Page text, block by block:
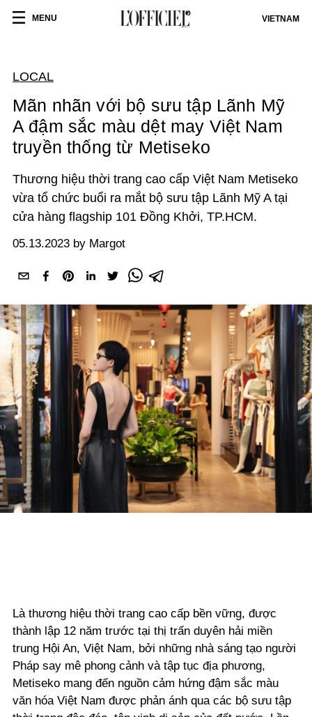
MENU VIETNAM
LOCAL
Mãn nhãn với bộ sưu tập Lãnh Mỹ
A đậm sắc màu dệt may Việt Nam
truyền thống từ Metiseko
Thương hiệu thời trang cao cấp Việt Nam Metiseko
vừa tổ chức buổi ra mắt bộ sưu tập Lãnh Mỹ A tại
cửa hàng flagship 101 Đồng Khởi, TP.HCM.
05.13.2023 by Margot
Là thương hiệu thời trang cao cấp bền vững, được
thành lập 12 năm trước tại thị trấn duyên hải miền
trung Hội An, Việt Nam, bởi những nhà sáng tạo người
Pháp say mê phong cảnh và tập tục địa phương,
Metiseko mang đến nguồn cảm hứng đậm sắc màu
văn hóa Việt Nam được phản ánh qua các bộ sưu tập